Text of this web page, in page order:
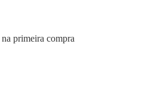
na primeira compra